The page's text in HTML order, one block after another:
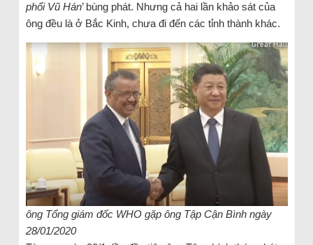
phổi Vũ Hán’ bùng phát. Nhưng cả hai lần khảo sát của
ông đều là ở Bắc Kinh, chưa đi đến các tỉnh thành khác.
ông Tổng giám đốc WHO gặp ông Tập Cận Bình ngày
28/01/2020